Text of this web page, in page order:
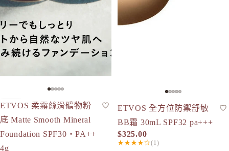
礦物粉底
人氣
現貨
ETVOS 柔霧絲滑礦物粉
底 Matte Smooth Mineral
Foundation SPF30・PA++
4g
BB霜
ETVOS 全方位防禦舒敏
BB霜 30mL SPF32 pa+++
$325.00
★★★★☆(1)